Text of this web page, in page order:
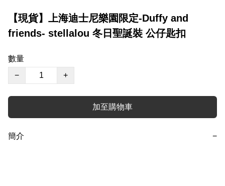
【現貨】上海迪士尼樂園限定-Duffy and
friends- stellalou 冬日聖誕裝 公仔匙扣
數量
−
+
加至購物車
簡介 −